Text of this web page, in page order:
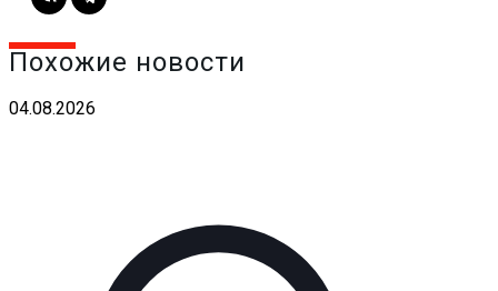
Похожие новости
04.08.2026